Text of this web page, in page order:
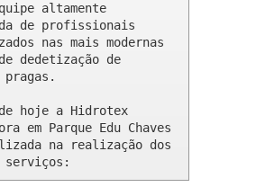
altamente
de profissionais
nas mais modernas
dedetização de
hoje a Hidrotex
em Parque Edu Chaves
na realização dos
serviços: